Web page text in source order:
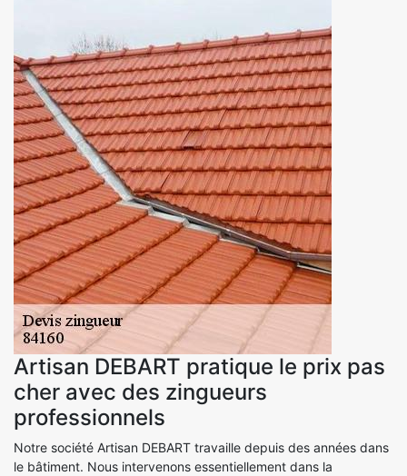
Artisan DEBART pratique le prix pas
cher avec des zingueurs
professionnels
Notre société Artisan DEBART travaille depuis des années dans
le bâtiment. Nous intervenons essentiellement dans la